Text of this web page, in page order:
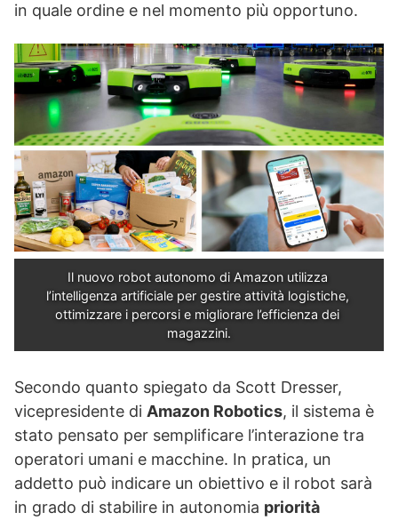
in quale ordine e nel momento più opportuno.
Il nuovo robot autonomo di Amazon utilizza
l’intelligenza artificiale per gestire attività logistiche,
ottimizzare i percorsi e migliorare l’efficienza dei
magazzini.
Secondo quanto spiegato da Scott Dresser,
vicepresidente di Amazon Robotics, il sistema è
stato pensato per semplificare l’interazione tra
operatori umani e macchine. In pratica, un
addetto può indicare un obiettivo e il robot sarà
in grado di stabilire in autonomia priorità